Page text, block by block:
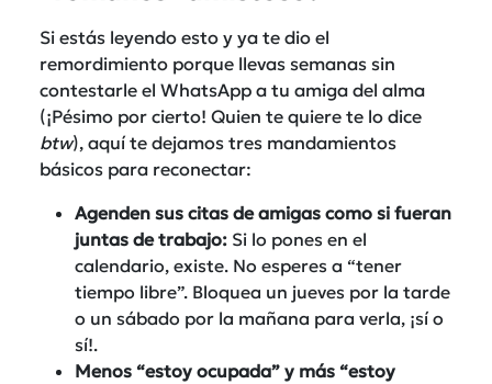
Si estás leyendo esto y ya te dio el
remordimiento porque llevas semanas sin
contestarle el WhatsApp a tu amiga del alma
(¡Pésimo por cierto! Quien te quiere te lo dice
btw), aquí te dejamos tres mandamientos
básicos para reconectar:
Agenden sus citas de amigas como si fueran
juntas de trabajo: Si lo pones en el
calendario, existe. No esperes a “tener
tiempo libre”. Bloquea un jueves por la tarde
o un sábado por la mañana para verla, ¡sí o
sí!.
Menos “estoy ocupada” y más “estoy